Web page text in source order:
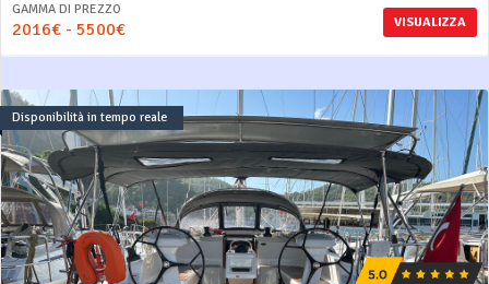
VISUALIZZA
GAMMA DI PREZZO
2016€ - 5500€
Disponibilità in tempo reale